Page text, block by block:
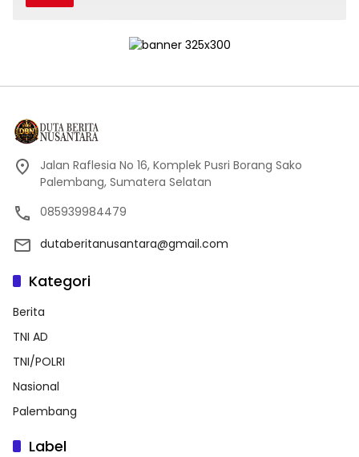
Jalan Raflesia No 16, Komplek Pusri Borang Sako
Palembang, Sumatera Selatan
085939984479
dutaberitanusantara@gmail.com
Kategori
Berita
TNI AD
TNI/POLRI
Nasional
Palembang
Label